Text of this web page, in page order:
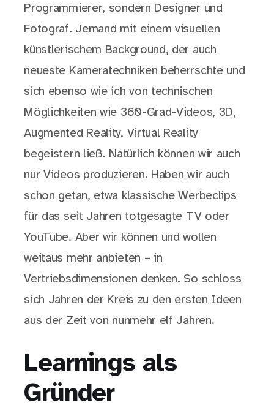
Programmierer, sondern Designer und
Fotograf. Jemand mit einem visuellen
künstlerischem Background, der auch
neueste Kameratechniken beherrschte und
sich ebenso wie ich von technischen
Möglichkeiten wie 360-Grad-Videos, 3D,
Augmented Reality, Virtual Reality
begeistern ließ. Natürlich können wir auch
nur Videos produzieren. Haben wir auch
schon getan, etwa klassische Werbeclips
für das seit Jahren totgesagte TV oder
YouTube. Aber wir können und wollen
weitaus mehr anbieten – in
Vertriebsdimensionen denken. So schloss
sich Jahren der Kreis zu den ersten Ideen
aus der Zeit von nunmehr elf Jahren.
Learnings als
Gründer